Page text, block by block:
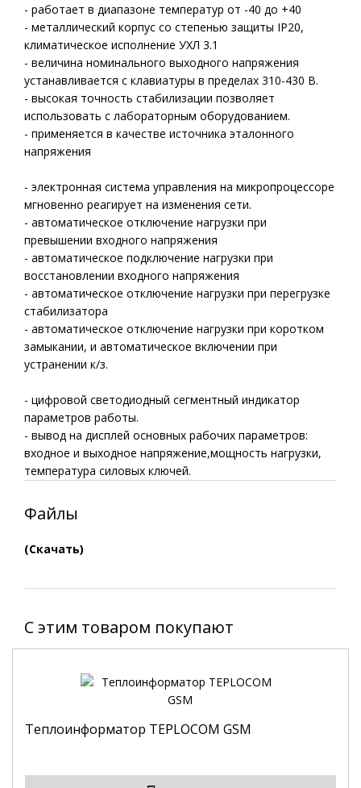
- работает в диапазоне температур от -40 до +40
- металлический корпус со степенью защиты IP20,
климатическое исполнение УХЛ 3.1
- величина номинального выходного напряжения
устанавливается с клавиатуры в пределах 310-430 В.
- высокая точность стабилизации позволяет
использовать с лабораторным оборудованием.
- применяется в качестве источника эталонного
напряжения
- электронная система управления на микропроцессоре
мгновенно реагирует на изменения сети.
- автоматическое отключение нагрузки при
превышении входного напряжения
- автоматическое подключение нагрузки при
восстановлении входного напряжения
- автоматическое отключение нагрузки при перегрузке
стабилизатора
- автоматическое отключение нагрузки при коротком
замыкании, и автоматическое включении при
устранении к/з.
- цифровой светодиодный сегментный индикатор
параметров работы.
- вывод на дисплей основных рабочих параметров:
входное и выходное напряжение,мощность нагрузки,
температура силовых ключей.
Файлы
(Скачать)
C этим товаром покупают
Теплоинформатор TEPLOCOM GSM